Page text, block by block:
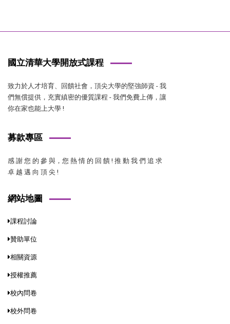
國立清華大學開放式課程
致力於人才培育、回饋社會，頂尖大學的堅強師資 - 我
們無償提供，充實縝密的優質課程 - 我們免費上傳，讓
你在家也能上大學 !
募款專區
感 謝 您 的 參 與，您 熱 情 的 回 饋 ! 推 動 我 們 追 求
卓 越 邁 向 頂 尖 !
網站地圖
課程討論
贊助單位
相關資源
授權推薦
校內問卷
校外問卷